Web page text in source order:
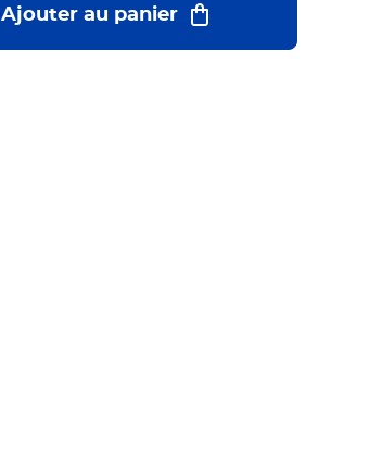
Ajouter au panier